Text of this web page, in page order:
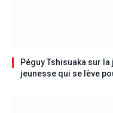
Péguy Tshisuaka sur
jeunesse qui se lève